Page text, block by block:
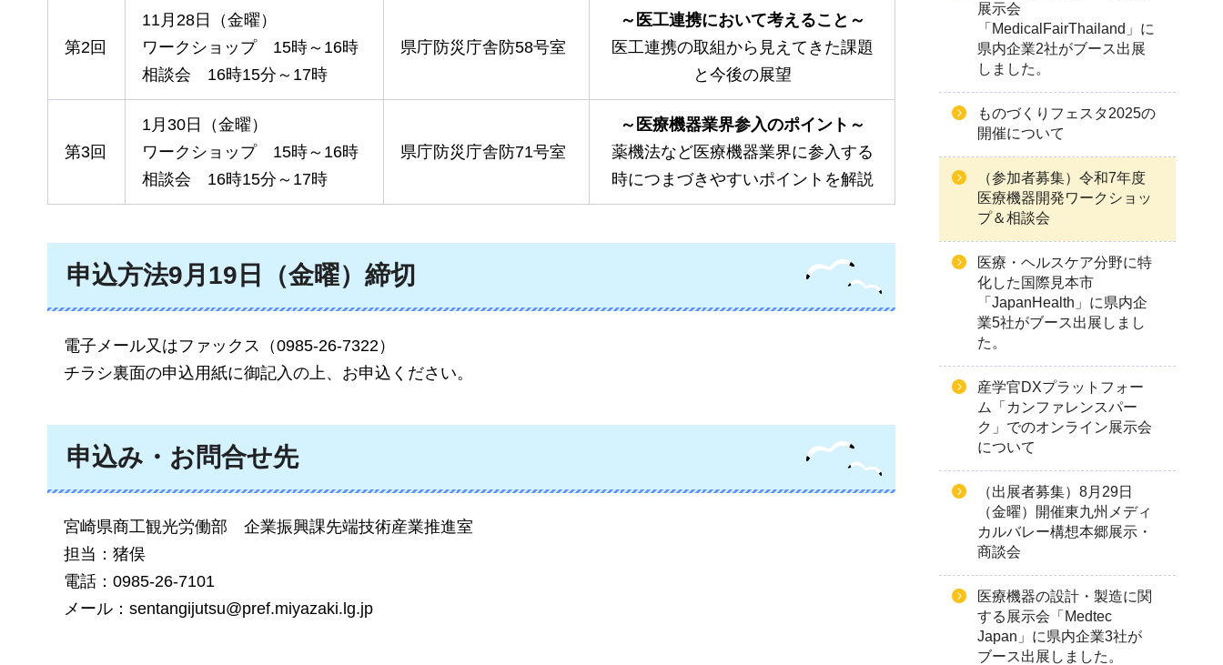
第2回
11月28日（金曜）
ワークショップ
15時～16時
相談会
16時15分～17時
県庁防災庁舎防58号室
～医工連携において考えること～
医工連携の取組から見えてきた課題
と今後の展望
第3回
1月30日（金曜）
ワークショップ
15時～16時
相談会
16時15分～17時
県庁防災庁舎防71号室
～医療機器業界参入のポイント～
薬機法など医療機器業界に参入する
時につまづきやすいポイントを解説
申込方法9月19日（金曜）締切
電子メール又はファックス（0985-26-7322）
チラシ裏面の申込用紙に御記入の上、お申込ください。
申込み・お問合せ先
宮崎県商工観光労働部
企業振興課先端技術産業推進室
担当：猪俣
電話：0985-26-7101
メール：sentangijutsu@pref.miyazaki.lg.jp
展示会
「MedicalFairThailand」に
県内企業2社がブース出展
しました。
ものづくりフェスタ2025の
開催について
（参加者募集）令和7年度
医療機器開発ワークショッ
プ＆相談会
医療・ヘルスケア分野に特
化した国際見本市
「JapanHealth」に県内企
業5社がブース出展しまし
た。
産学官DXプラットフォー
ム「カンファレンスパー
ク」でのオンライン展示会
について
（出展者募集）8月29日
（金曜）開催東九州メディ
カルバレー構想本郷展示・
商談会
医療機器の設計・製造に関
する展示会「Medtec
Japan」に県内企業3社が
ブース出展しました。